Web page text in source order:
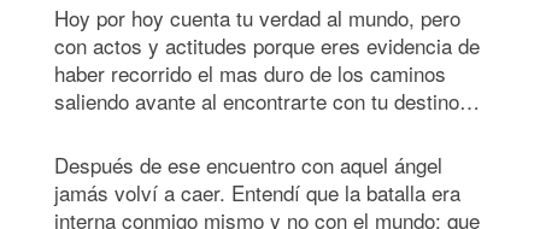
Hoy por hoy cuenta tu verdad al mundo, pero
con actos y actitudes porque eres evidencia de
haber recorrido el mas duro de los caminos
saliendo avante al encontrarte con tu destino…
Después de ese encuentro con aquel ángel
jamás volví a caer. Entendí que la batalla era
interna conmigo mismo y no con el mundo; que